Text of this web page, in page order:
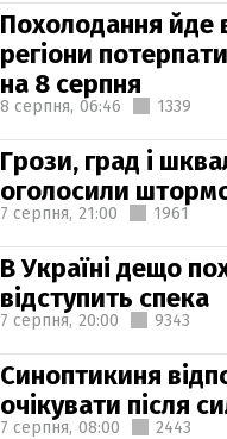
Похолодання йде
регіони
на 8 серпня
8 серпня, 06:46 1339
Грози, град і
оголосили
7 серпня, 21:00 1961
В Україні дещо
відступить спека
7 серпня, 20:00 9343
Синоптикиня
очікувати після
7 серпня, 08:00 2443